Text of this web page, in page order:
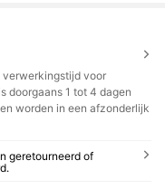
verwerkingstijd voor
doorgaans 1 tot 4 dagen
worden in een afzonderlijk
geretourneerd of